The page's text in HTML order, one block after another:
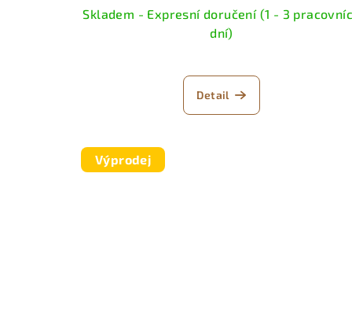
Skladem - Expresní doručení (1 - 3
dní)
Detail
Výprodej